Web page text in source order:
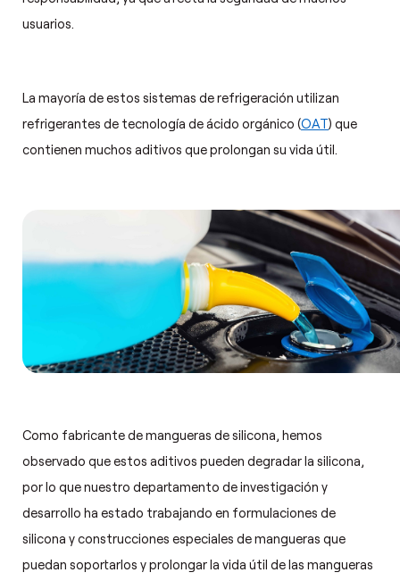
usuarios.
La mayoría de estos sistemas de refrigeración utilizan
refrigerantes de tecnología de ácido orgánico (OAT) que
contienen muchos aditivos que prolongan su vida útil.
Como fabricante de mangueras de silicona, hemos
observado que estos aditivos pueden degradar la silicona,
por lo que nuestro departamento de investigación y
desarrollo ha estado trabajando en formulaciones de
silicona y construcciones especiales de mangueras que
puedan soportarlos y prolongar la vida útil de las mangueras